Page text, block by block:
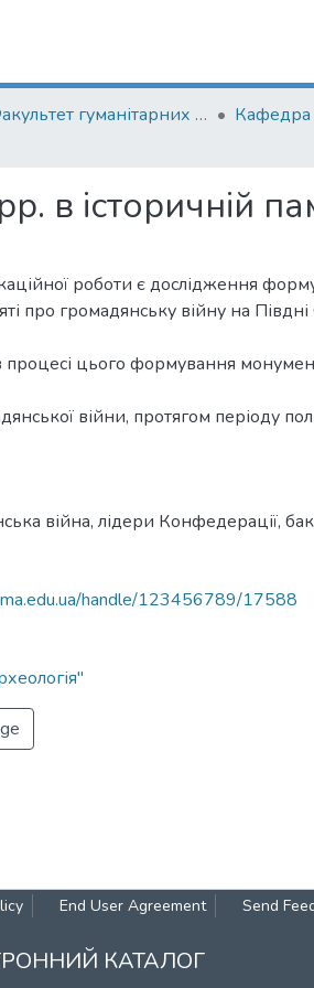
Факультет гуманітарних наук Кафедра
в історичній
роботи є дослідження
про громадянську війну на
цього формування
війни, протягом періоду
війна, лідери Конфедерації,
handle/123456789/17588
End User Agreement Send
КАТАЛОГ